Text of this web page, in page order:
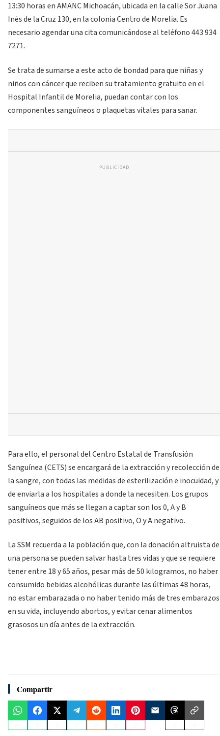
13:30 horas en AMANC Michoacán, ubicada en la calle Sor Juana
Inés de la Cruz 130, en la colonia Centro de Morelia. Es
necesario agendar una cita comunicándose al teléfono 443 934
7271.
Se trata de sumarse a este acto de bondad para que niñas y
niños con cáncer que reciben su tratamiento gratuito en el
Hospital Infantil de Morelia, puedan contar con los
componentes sanguíneos o plaquetas vitales para sanar.
PUBLICIDAD
Para ello, el personal del Centro Estatal de Transfusión
Sanguínea (CETS) se encargará de la extracción y recolección de
la sangre, con todas las medidas de esterilización e inocuidad, y
de enviarla a los hospitales a donde la necesiten. Los grupos
sanguíneos que más se llegan a captar son los 0, A y B
positivos, seguidos de los AB positivo, O y A negativo.
La SSM recuerda a la población que, con la donación altruista de
una persona se pueden salvar hasta tres vidas y que se requiere
tener entre 18 y 65 años, pesar más de 50 kilogramos, no haber
consumido bebidas alcohólicas durante las últimas 48 horas,
no estar embarazada o no haber tenido más de tres embarazos
en su vida, incluyendo abortos, y evitar cenar alimentos
grasosos un día antes de la extracción.
Compartir